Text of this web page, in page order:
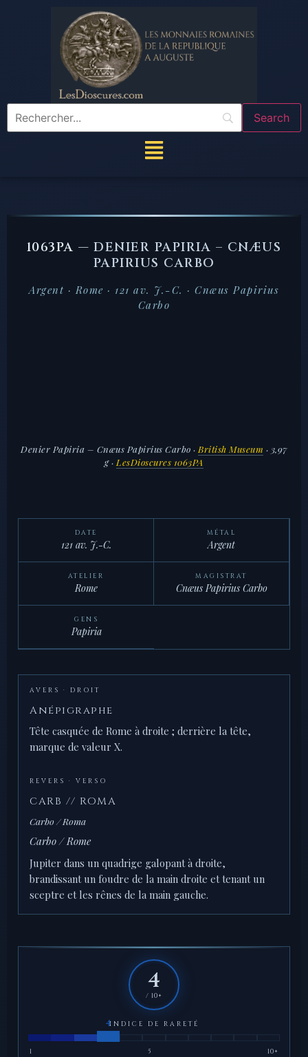
1063PA —DENIER PAPIRIA – CNÆUS
PAPIRIUS CARBO
Argent · Rome · 121 av. J.-C. · Cnæus Papirius
Carbo
Denier Papiria – Cnæus Papirius Carbo · British Museum · 3,97
g · LesDioscures 1063PA
DATE
121 av. J.-C.
MÉTAL
Argent
ATELIER
Rome
MAGISTRAT
Cnæus Papirius Carbo
GENS
Papiria
AVERS · DROIT
Anépigraphe
Tête casquée de Rome à droite ; derrière la tête,
marque de valeur X.
REVERS · VERSO
CARB // ROMA
Carbo / Roma
Carbo / Rome
Jupiter dans un quadrige galopant à droite,
brandissant un foudre de la main droite et tenant un
sceptre et les rênes de la main gauche.
4
/ 10+
INDICE DE RARETÉ
1 5 10+